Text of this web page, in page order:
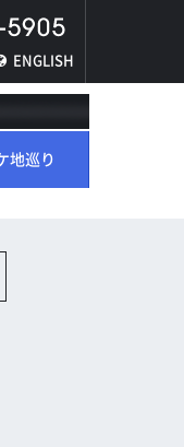
ENGLISH
地巡り